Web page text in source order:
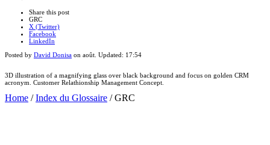
post
Share this postClose
GRC
X (Twitter)
Facebook
LinkedIn
Posted by David Donisa on août . Updated: 17:54
3D illustration of a magnifying glass over black background and focus on golden CRM
acronym. Customer Relathionship Management Concept.
Home /Index du Glossaire /GRC